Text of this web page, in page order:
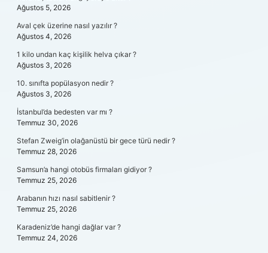
Ağustos 5, 2026
Aval çek üzerine nasıl yazılır ?
Ağustos 4, 2026
1 kilo undan kaç kişilik helva çıkar ?
Ağustos 3, 2026
10. sınıfta popülasyon nedir ?
Ağustos 3, 2026
İstanbul’da bedesten var mı ?
Temmuz 30, 2026
Stefan Zweig’in olağanüstü bir gece türü nedir ?
Temmuz 28, 2026
Samsun’a hangi otobüs firmaları gidiyor ?
Temmuz 25, 2026
Arabanın hızı nasıl sabitlenir ?
Temmuz 25, 2026
Karadeniz’de hangi dağlar var ?
Temmuz 24, 2026